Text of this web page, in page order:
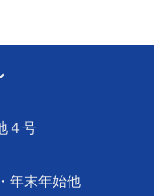
４号
年末年始他